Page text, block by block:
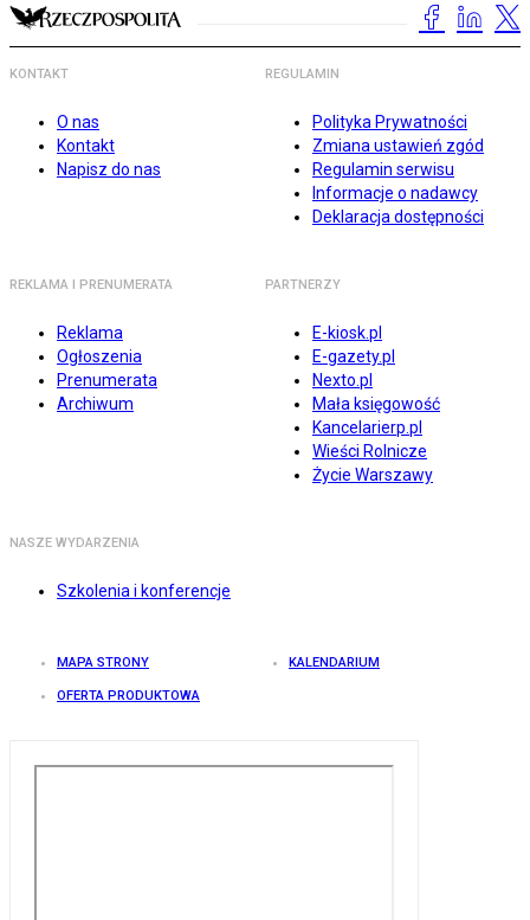
KONTAKT
O nas
Kontakt
Napisz do nas
REGULAMIN
Polityka Prywatności
Zmiana ustawień zgód
Regulamin serwisu
Informacje o nadawcy
Deklaracja dostępności
REKLAMA I PRENUMERATA
Reklama
Ogłoszenia
Prenumerata
Archiwum
PARTNERZY
E-kiosk.pl
E-gazety.pl
Nexto.pl
Mała księgowość
Kancelarierp.pl
Wieści Rolnicze
Życie Warszawy
NASZE WYDARZENIA
Szkolenia i konferencje
MAPA STRONY KALENDARIUM
OFERTA PRODUKTOWA